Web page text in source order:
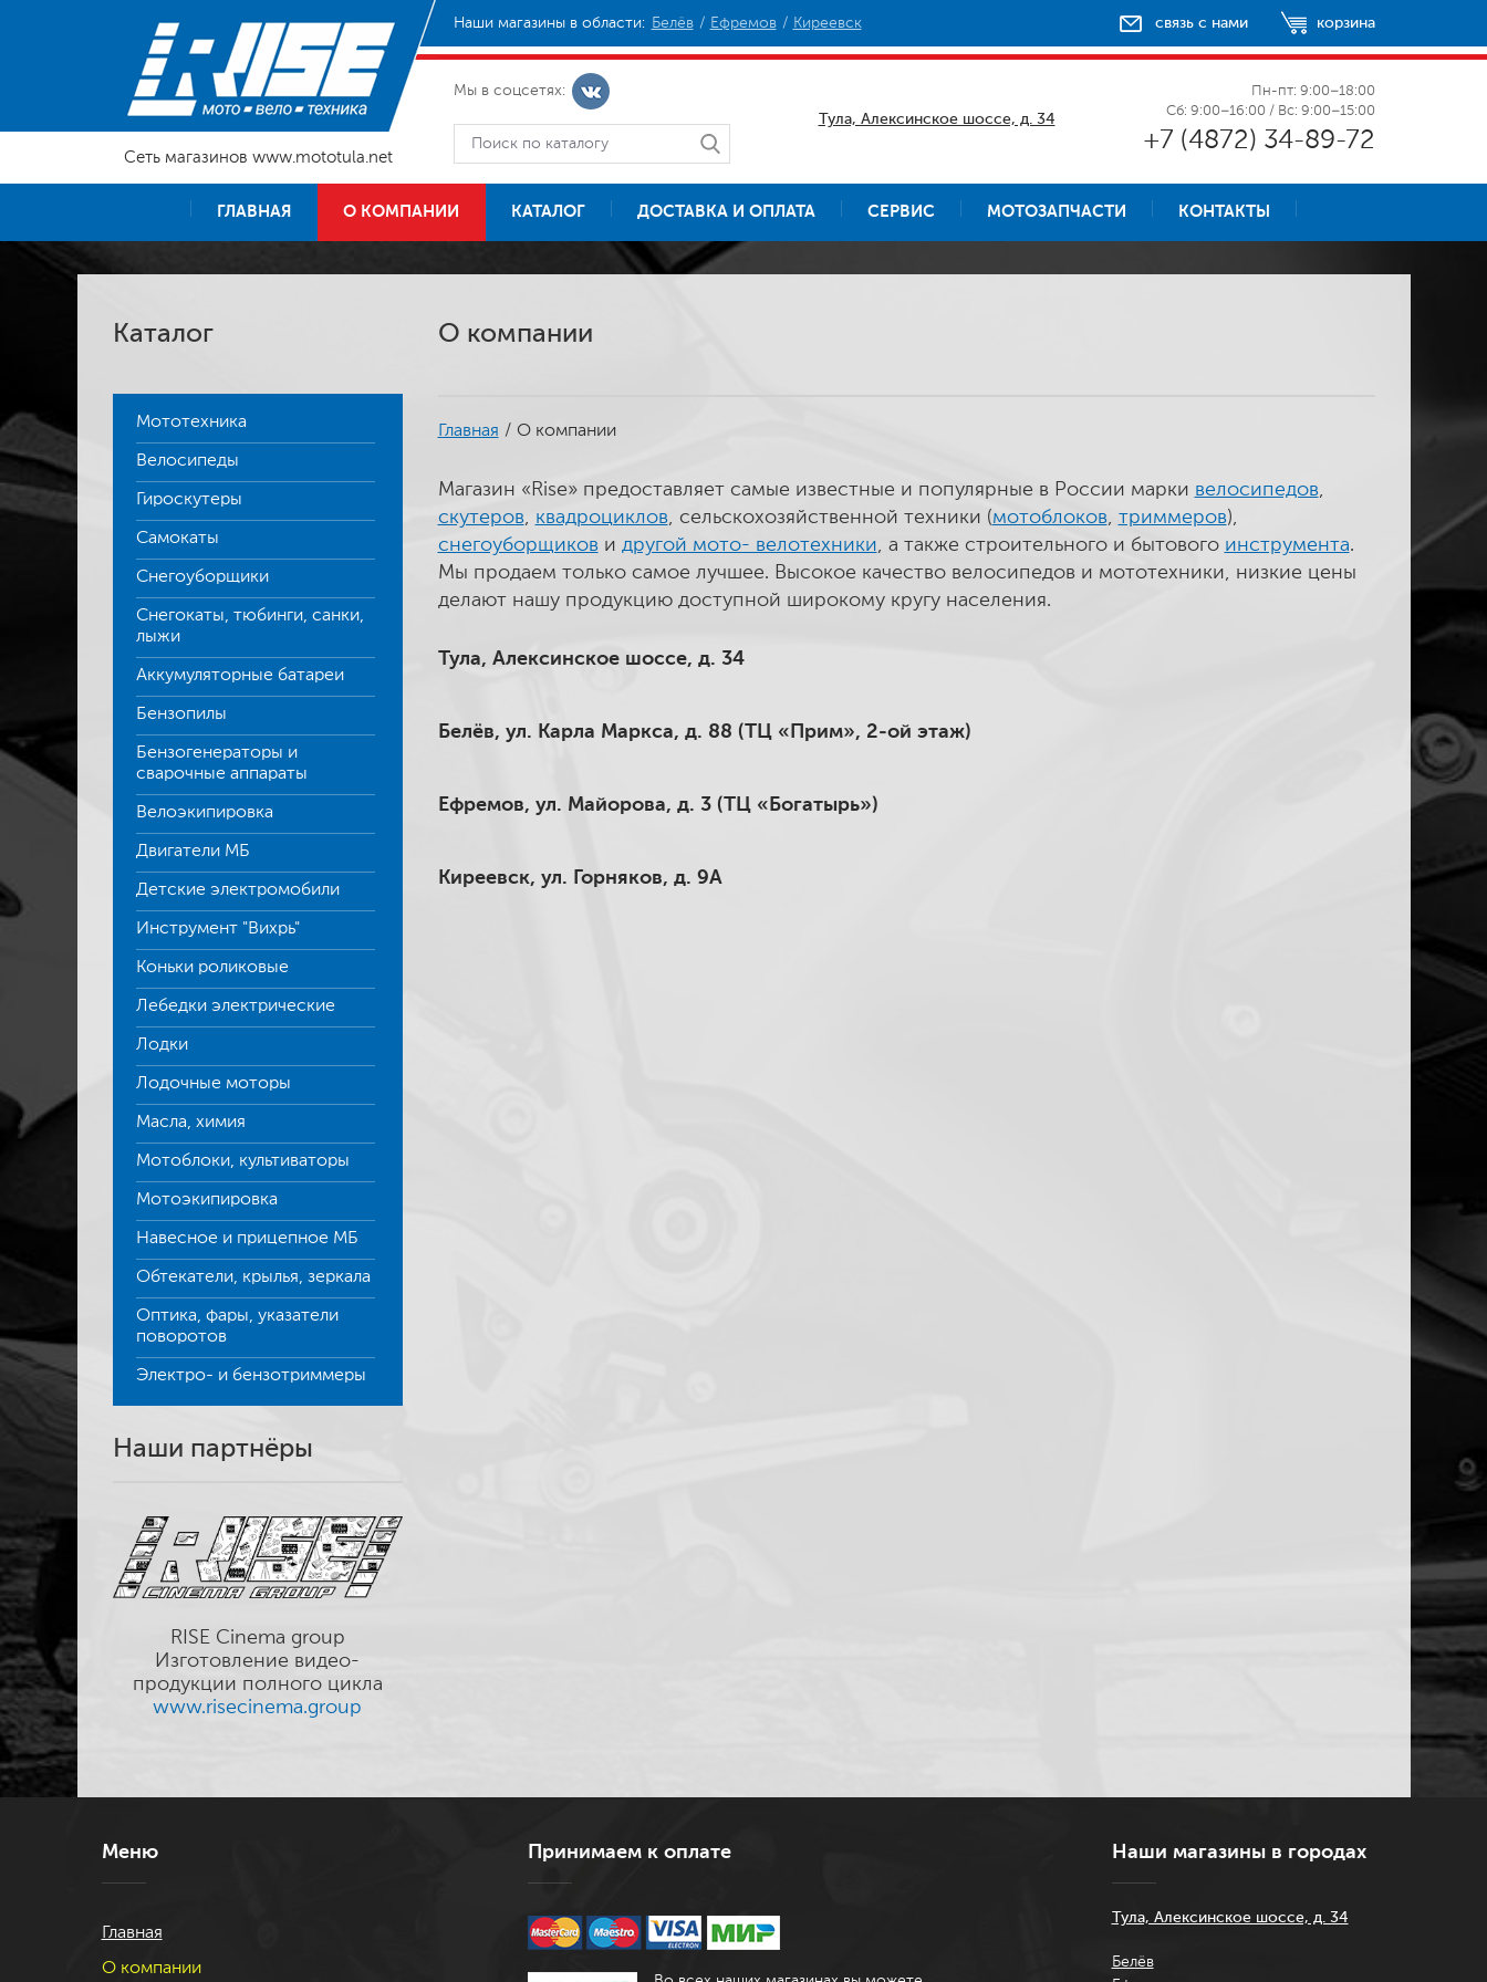
Сеть магазинов www.mototula.net
Наши магазины в области: Белёв Ефремов Киреевск корзина
связь с нами
Мы в соцсетях:
Тула, Алексинское шоссе, д. 34
Пн-пт: 9:00–18:00
Сб: 9:00–16:00 / Вс: 9:00–15:00
+7 (4872) 34-89-72
ГЛАВНАЯ О КОМПАНИИ КАТАЛОГ ДОСТАВКА И ОПЛАТА СЕРВИС МОТОЗАПЧАСТИ КОНТАКТЫ
Каталог
Мототехника
Велосипеды
Гироскутеры
Самокаты
Снегоуборщики
Снегокаты, тюбинги, санки,
лыжи
Аккумуляторные батареи
Бензопилы
Бензогенераторы и
сварочные аппараты
Велоэкипировка
Двигатели МБ
Детские электромобили
Инструмент "Вихрь"
Коньки роликовые
Лебедки электрические
Лодки
Лодочные моторы
Масла, химия
Мотоблоки, культиваторы
Мотоэкипировка
Навесное и прицепное МБ
Обтекатели, крылья, зеркала
Оптика, фары, указатели
поворотов
Электро- и бензотриммеры
Наши партнёры
RISE Cinema group
Изготовление видео-
продукции полного цикла
www.risecinema.group
О компании
Главная / О компании
Магазин «Rise» предоставляет самые известные и популярные в России марки велосипедов,
скутеров, квадроциклов, сельскохозяйственной техники (мотоблоков, триммеров),
снегоуборщикови другой мото- велотехники, а также строительного и бытового инструмента.
Мы продаем только самое лучшее. Высокое качество велосипедов и мототехники, низкие цены
делают нашу продукцию доступной широкому кругу населения.
Тула, Алексинское шоссе, д. 34
Белёв, ул. Карла Маркса, д. 88 (ТЦ «Прим», 2-ой этаж)
Ефремов, ул. Майорова, д. 3 (ТЦ «Богатырь»)
Киреевск, ул. Горняков, д. 9А
Меню
Главная
О компании
Принимаем к оплате Наши магазины в городах
Тула, Алексинское шоссе, д. 34
Белёв